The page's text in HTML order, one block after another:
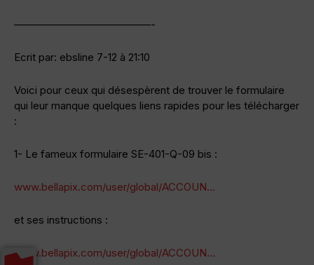
—————————————-
Ecrit par: ebsline 7-12 à 21:10
Voici pour ceux qui désespèrent de trouver le formulaire
qui leur manque quelques liens rapides pour les télécharger
:
1- Le fameux formulaire SE-401-Q-09 bis :
www.bellapix.com/user/global/ACCOUN…
et ses instructions :
www.bellapix.com/user/global/ACCOUN…